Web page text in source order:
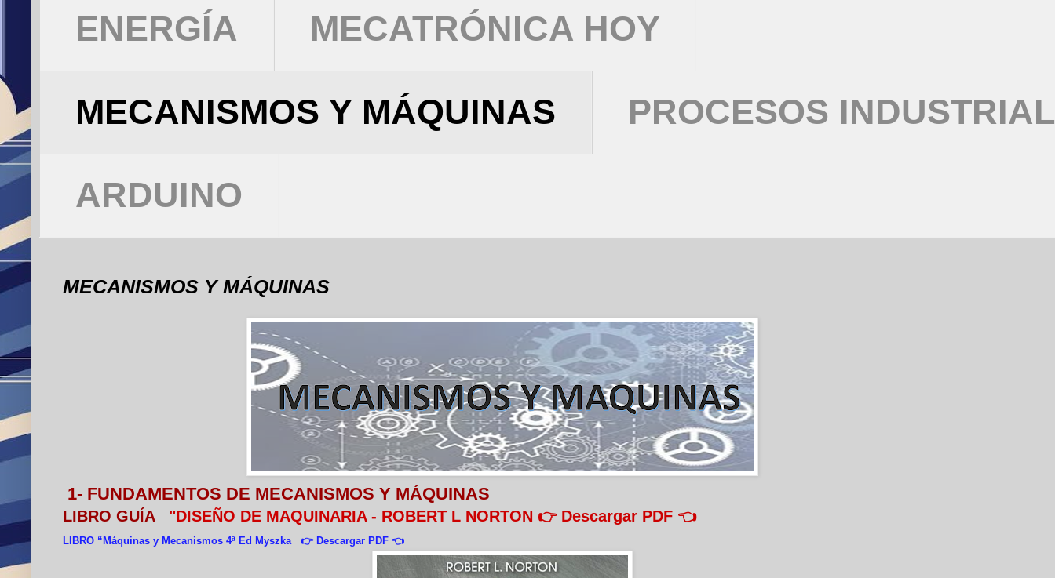
ENERGÍA MECATRÓNICA HOY
MECANISMOS Y MÁQUINAS PROCESOS
ARDUINO
MECANISMOS Y MÁQUINAS
1- FUNDAMENTOS DE MECANISMOS Y MÁQUINAS
LIBRO GUÍA "DISEÑO DE MAQUINARIA - ROBERT L NORTON 👉 Descargar PDF 👈
LIBRO “Máquinas y Mecanismos 4ª Ed Myszka 👉 Descargar PDF 👈